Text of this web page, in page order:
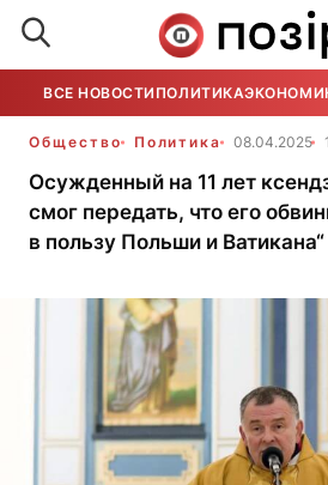
ВСЕ НОВОСТИ ПОЛИТИКА
Общество Политика 08.04.2025
Осужденный на 11 лет
смог передать, что его
в пользу Польши и Ватикана“